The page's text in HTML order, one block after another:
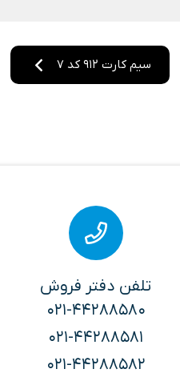
سیم کارت 912 کد 7
تلفن دفتر فروش
021-44288580
021-44288581
021-44288582